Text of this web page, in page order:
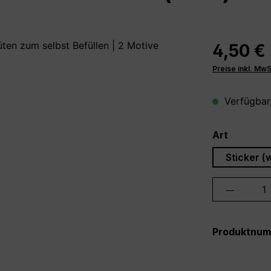
4,50 €
Preise inkl.
Art
Sticker